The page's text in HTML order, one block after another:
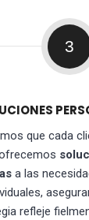
3
que cada
a las
refleje